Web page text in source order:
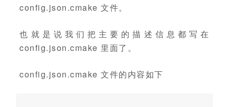
config.json.cmake 文件。
也就是说我们把主要的描述信息都写在
config.json.cmake 里面了。
config.json.cmake 文件的内容如下